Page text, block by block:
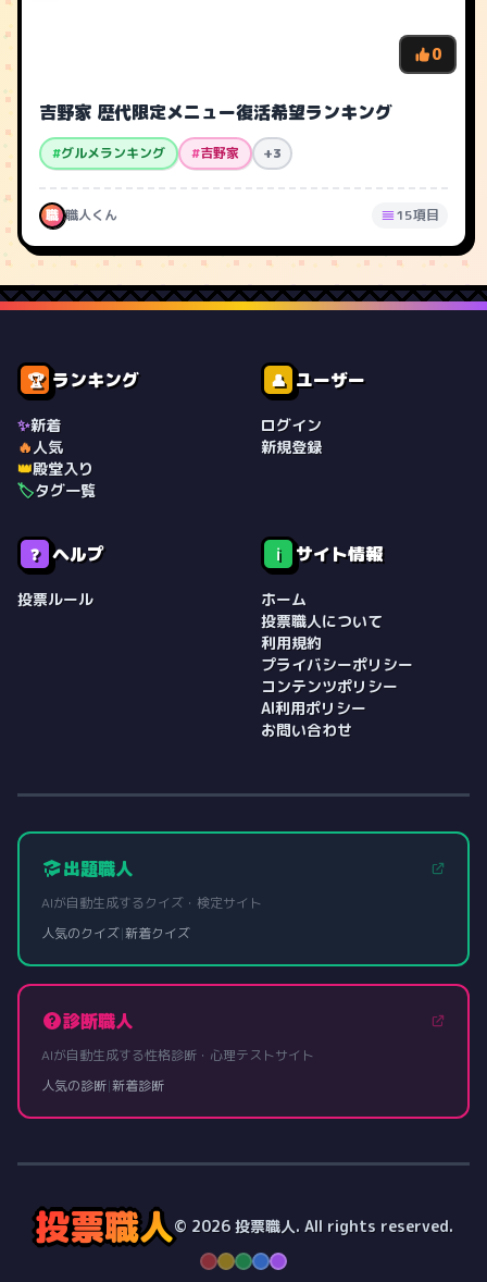
0
吉野家 歴代限定メニュー復活希望ランキング
#グルメランキング #吉野家 +3
職 職人くん 15項目
🏆 ランキング
✨新着
🔥人気
👑殿堂入り
🏷️タグ一覧
👤 ユーザー
ログイン
新規登録
❓ ヘルプ
投票ルール
ℹ️ サイト情報
ホーム
投票職人について
利用規約
プライバシーポリシー
コンテンツポリシー
AI利用ポリシー
お問い合わせ
出題職人
AIが自動生成するクイズ・検定サイト
人気のクイズ|新着クイズ
診断職人
AIが自動生成する性格診断・心理テストサイト
人気の診断|新着診断
投票職人© 2026 投票職人. All rights reserved.